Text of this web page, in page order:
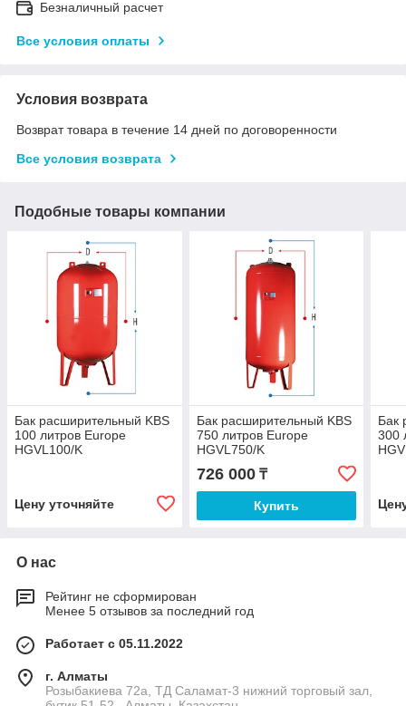
Безналичный расчет
Все условия оплаты
Условия возврата
Возврат товара в течение 14 дней по договоренности
Все условия возврата
Подобные товары компании
Бак расширительный KBS
100 литров Europe
HGVL100/K
Цену уточняйте
Бак расширительный KBS
750 литров Europe
HGVL750/K
726 000₸
Купить
Бак
300
О нас
Рейтинг не сформирован
Менее 5 отзывов за последний год
Работает с 05.11.2022
г. Алматы
Розыбакиева 72а, ТД Саламат-3 нижний торговый зал,